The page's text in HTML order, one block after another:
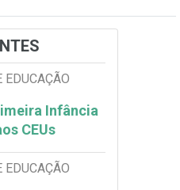
Infância
CEUs